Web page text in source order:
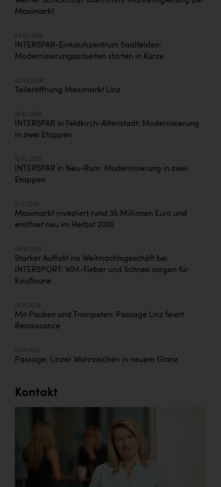
Maximarkt
05.03.2026
INTERSPAR-Einkaufszentrum Saalfelden:
Modernisierungsarbeiten starten in Kürze
02.03.2026
Teileröffnung Maximarkt Linz
19.02.2026
INTERSPAR in Feldkirch-Altenstadt: Modernisierung
in zwei Etappen
12.02.2026
INTERSPAR in Neu-Rum: Modernisierung in zwei
Etappen
11.12.2025
Maximarkt investiert rund 35 Millionen Euro und
eröffnet neu im Herbst 2026
04.12.2025
Starker Auftakt ins Weihnachtsgeschäft bei
INTERSPORT: WM-Fieber und Schnee sorgen für
Kauflaune
06.11.2025
Mit Pauken und Trompeten: Passage Linz feiert
Renaissance
04.11.2025
Passage: Linzer Wahrzeichen in neuem Glanz
Kontakt